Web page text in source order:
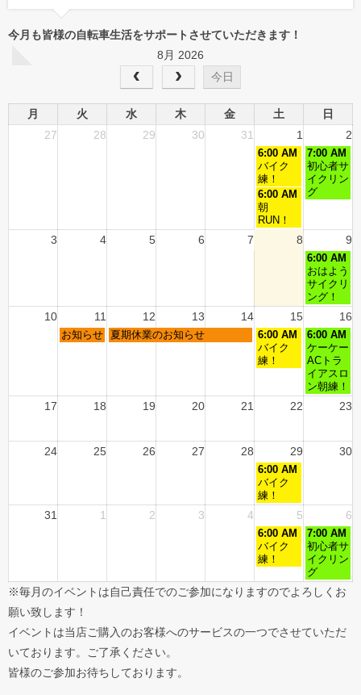
今月も皆様の自転車生活をサポートさせていただきます！
8月 2026
今日
月 火 水 木 金 土
日
27
28 29 30 31 1 2
6:00 AM
バイク
練！
7:00 AM
初心者サ
イクリン
グ
6:00 AM
朝
RUN！
3 4 5 6 7 8 9
6:00 AM
おはよう
サイクリ
ング！
10 11 12 13 14 15 16
お知らせ 夏期休業のお知らせ
6:00 AM
バイク
練！
6:00 AM
ケーケー
ACトラ
イアスロ
ン朝練！
17 18 19 20 21 22 23
24 25 26 27 28 29 30
6:00 AM
バイク
練！
31 1 2 3 4 5 6
6:00 AM
バイク
練！
7:00 AM
初心者サ
イクリン
グ
※毎月のイベントは自己責任でのご参加になりますのでよろしくお
願い致します！
イベントは当店ご購入のお客様へのサービスの一つでさせていただ
いております。ご了承ください。
皆様のご参加お待ちしております。